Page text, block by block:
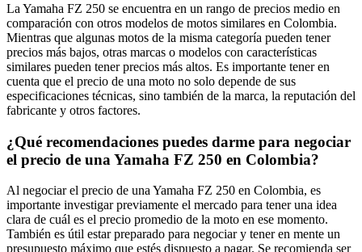
La Yamaha FZ 250 se encuentra en un rango de precios medio en
comparación con otros modelos de motos similares en Colombia.
Mientras que algunas motos de la misma categoría pueden tener
precios más bajos, otras marcas o modelos con características
similares pueden tener precios más altos. Es importante tener en
cuenta que el precio de una moto no solo depende de sus
especificaciones técnicas, sino también de la marca, la reputación del
fabricante y otros factores.
¿Qué recomendaciones puedes darme para negociar
el precio de una Yamaha FZ 250 en Colombia?
Al negociar el precio de una Yamaha FZ 250 en Colombia, es
importante investigar previamente el mercado para tener una idea
clara de cuál es el precio promedio de la moto en ese momento.
También es útil estar preparado para negociar y tener en mente un
presupuesto máximo que estés dispuesto a pagar. Se recomienda ser